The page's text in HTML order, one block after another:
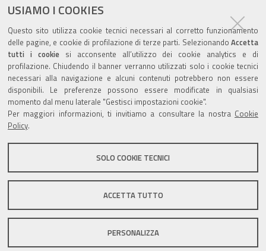
USIAMO I COOKIES
Questo sito utilizza cookie tecnici necessari al corretto funzionamento
delle pagine, e cookie di profilazione di terze parti. Selezionando Accetta
tutti i cookiesi acconsente all’utilizzo dei cookie analytics e di
profilazione. Chiudendo il banner verranno utilizzati solo i cookie tecnici
necessari alla navigazione e alcuni contenuti potrebbero non essere
disponibili. Le preferenze possono essere modificate in qualsiasi
momento dal menu laterale "Gestisci impostazioni cookie".
Per maggiori informazioni, ti invitiamo a consultare la nostra Cookie
Policy.
SOLO COOKIE TECNICI
ACCETTA TUTTO
PERSONALIZZA
sul
documento
ultima modifica 10/02/2023
Valuta questo sito
Sito istituzionale Comune di Zola Predosa
DPO|Accessibilità